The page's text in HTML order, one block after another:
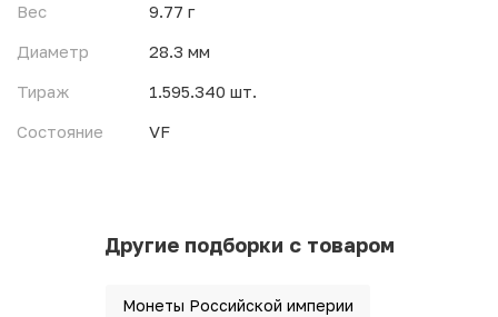
Вес
9.77 г
Диаметр
28.3 мм
Тираж
1.595.340 шт.
Состояние
VF
Другие подборки с товаром
Монеты Российской империи